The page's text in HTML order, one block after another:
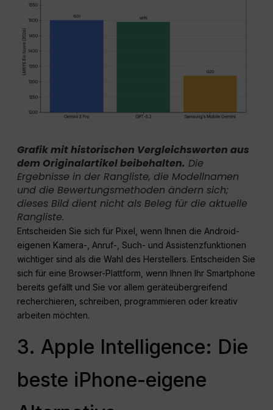
Grafik mit historischen Vergleichswerten aus
dem Originalartikel beibehalten. Die
Ergebnisse in der Rangliste, die Modellnamen
und die Bewertungsmethoden ändern sich;
dieses Bild dient nicht als Beleg für die aktuelle
Rangliste.
Entscheiden Sie sich für Pixel, wenn Ihnen die Android-
eigenen Kamera-, Anruf-, Such- und Assistenzfunktionen
wichtiger sind als die Wahl des Herstellers. Entscheiden Sie
sich für eine Browser-Plattform, wenn Ihnen Ihr Smartphone
bereits gefällt und Sie vor allem geräteübergreifend
recherchieren, schreiben, programmieren oder kreativ
arbeiten möchten.
3. Apple Intelligence: Die
beste iPhone-eigene